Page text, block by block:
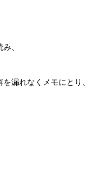
、
漏れなくメモにとり、